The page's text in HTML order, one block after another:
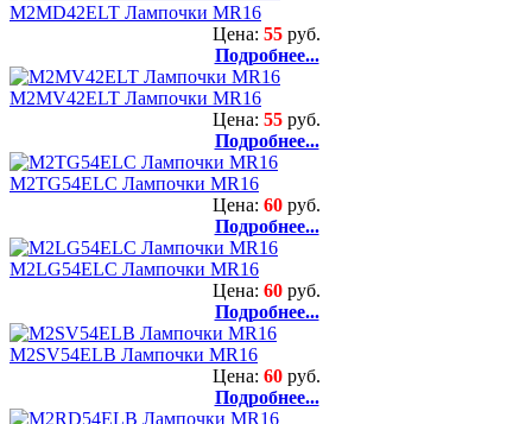
M2MD42ELT Лампочки MR16
Цена: 55 руб.
Подробнее...
M2MV42ELT Лампочки MR16
Цена: 55 руб.
Подробнее...
M2TG54ELC Лампочки MR16
Цена: 60 руб.
Подробнее...
M2LG54ELC Лампочки MR16
Цена: 60 руб.
Подробнее...
M2SV54ELB Лампочки MR16
Цена: 60 руб.
Подробнее...